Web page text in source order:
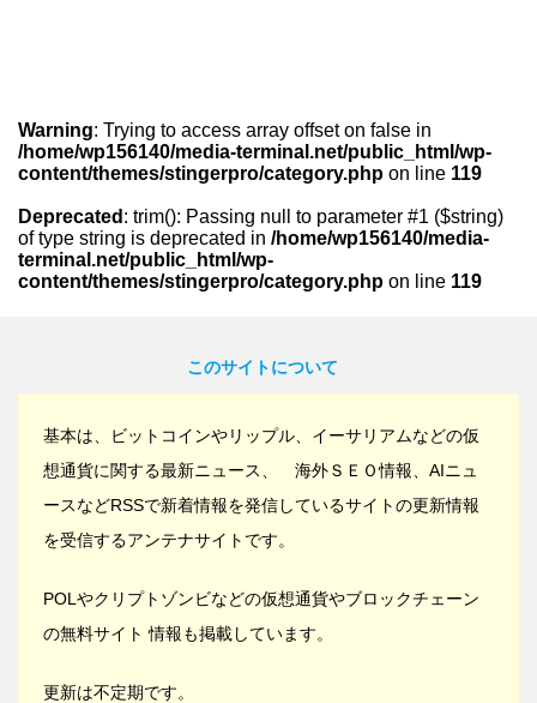
Warning: Trying to access array offset on false in
/home/wp156140/media-terminal.net/public_html/wp-
content/themes/stingerpro/category.php on line 119
Deprecated : trim(): Passing null to parameter #1 ($string)
of type string is deprecated in /home/wp156140/media-
terminal.net/public_html/wp-
content/themes/stingerpro/category.php on line 119
このサイトについて
基本は、ビットコインやリップル、イーサリアムなどの仮
想通貨に関する最新ニュース、 海外ＳＥＯ情報、AIニュ
ースなどRSSで新着情報を発信しているサイトの更新情報
を受信するアンテナサイトです。
POLやクリプトゾンビなどの仮想通貨やブロックチェーン
の無料サイト 情報も掲載しています。
更新は不定期です。